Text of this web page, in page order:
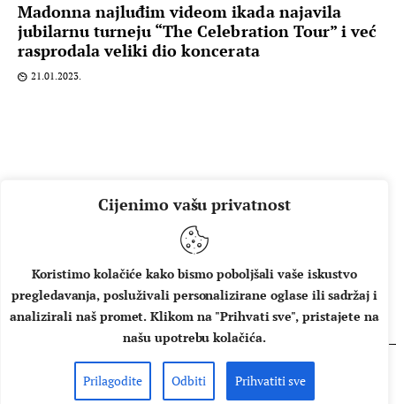
Cijenimo vašu privatnost
Koristimo kolačiće kako bismo poboljšali vaše iskustvo
pregledavanja, posluživali personalizirane oglase ili sadržaj i
analizirali naš promet. Klikom na "Prihvati sve", pristajete na
našu upotrebu kolačića.
Prilagodite Odbiti Prihvatiti sve
Madonna najluđim videom ikada najavila
jubilarnu turneju “The Celebration Tour” i već
rasprodala veliki dio koncerata
21.01.2023.
O NAMA IMPRESSUM UVJETI KORIŠTENJA
Copyright © 2026 Music Box - All rights reserved.